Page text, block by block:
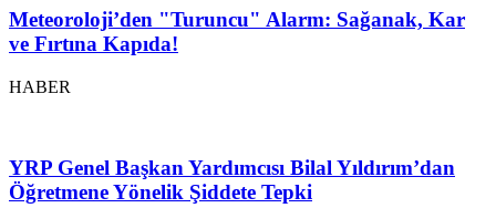
Meteoroloji’den "Turuncu" Alarm: Sağanak, Kar
ve Fırtına Kapıda!
HABER
YRP Genel Başkan Yardımcısı Bilal Yıldırım’dan
Öğretmene Yönelik Şiddete Tepki